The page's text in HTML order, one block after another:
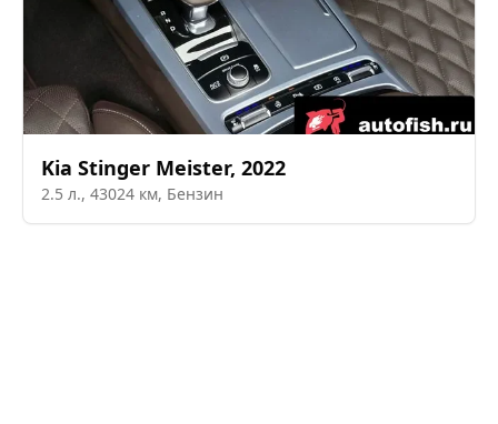
Kia Stinger Meister, 2022
2.5 л., 43024 км, Бензин